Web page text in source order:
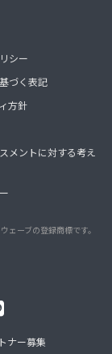
シー
づく表記
方針
メントに対する考え
ェーブの登録商標です。
ナー募集